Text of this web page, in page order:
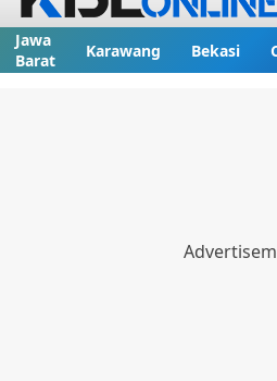
Jawa
Barat
Karawang Bekasi